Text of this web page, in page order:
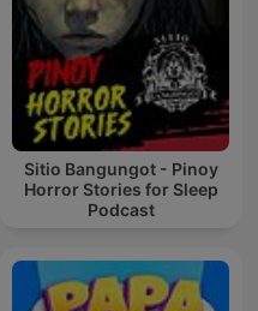
Sitio Bangungot - Pinoy
Horror Stories for Sleep
Podcast